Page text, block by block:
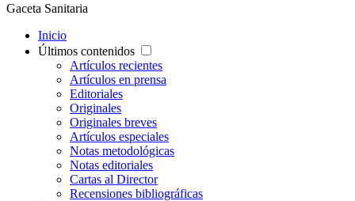
Gaceta Sanitaria
Inicio
Últimos contenidos
Artículos recientes
Artículos en prensa
Editoriales
Originales
Originales breves
Artículos especiales
Notas metodológicas
Notas editoriales
Cartas al Director
Recensiones bibliográficas